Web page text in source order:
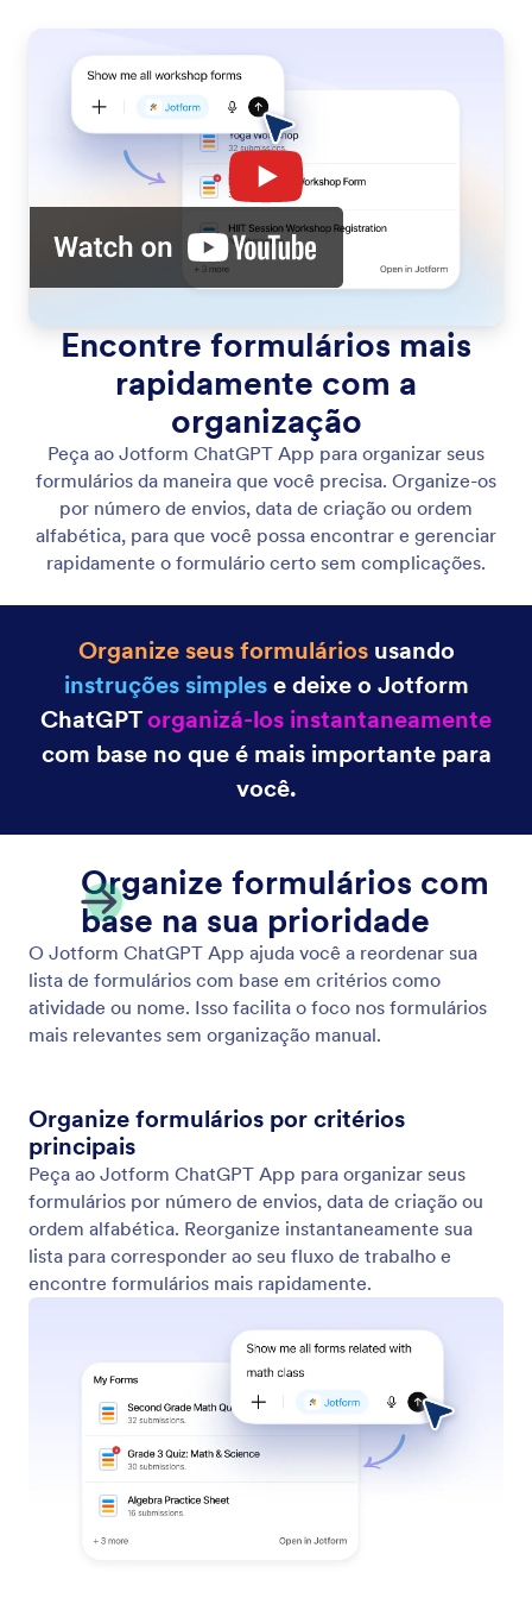
Encontre formulários mais
rapidamente com a
organização
Peça ao Jotform ChatGPT App para organizar seus
formulários da maneira que você precisa. Organize-os
por número de envios, data de criação ou ordem
alfabética, para que você possa encontrar e gerenciar
rapidamente o formulário certo sem complicações.
Organize seus formulários usando
instruções simplese deixe o Jotform
ChatGPTorganizá-los instantaneamente
com base no que é mais importante para
você.
Organize formulários com
base na sua prioridade
O Jotform ChatGPT App ajuda você a reordenar sua
lista de formulários com base em critérios como
atividade ou nome. Isso facilita o foco nos formulários
mais relevantes sem organização manual.
Organize formulários por critérios
principais
Peça ao Jotform ChatGPT App para organizar seus
formulários por número de envios, data de criação ou
ordem alfabética. Reorganize instantaneamente sua
lista para corresponder ao seu fluxo de trabalho e
encontre formulários mais rapidamente.